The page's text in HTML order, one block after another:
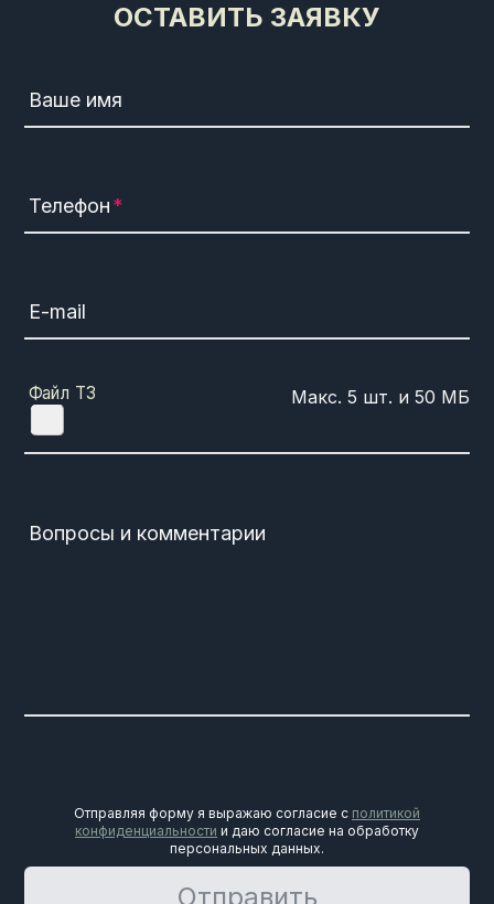
ОСТАВИТЬ ЗАЯВКУ
Ваше имя
Телефон
E-mail
Файл ТЗ
Вопросы и комментарии
Отправляя форму я выражаю согласие с политикой
конфиденциальности и даю согласие на обработку
персональных данных.
Отправить